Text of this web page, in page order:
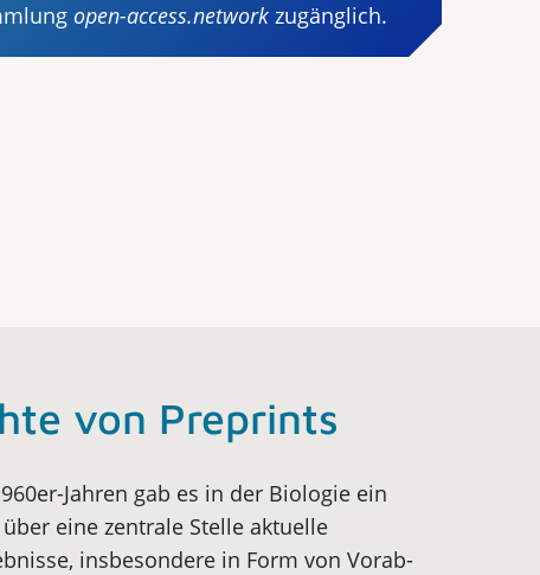
open-access.network zugänglich.
von Preprints
Jahren gab es in der Biologie ein
eine zentrale Stelle aktuelle
insbesondere in Form von Vorab­